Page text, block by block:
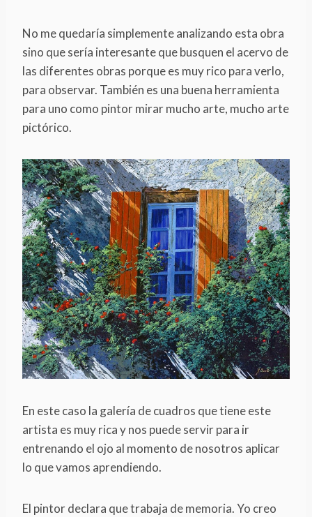
No me quedaría simplemente analizando esta obra
sino que sería interesante que busquen el acervo de
las diferentes obras porque es muy rico para verlo,
para observar. También es una buena herramienta
para uno como pintor mirar mucho arte, mucho arte
pictórico.
En este caso la galería de cuadros que tiene este
artista es muy rica y nos puede servir para ir
entrenando el ojo al momento de nosotros aplicar
lo que vamos aprendiendo.
El pintor declara que trabaja de memoria. Yo creo